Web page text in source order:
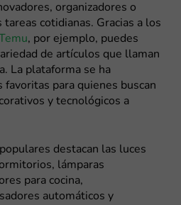
organizadores o
cotidianas. Gracias a los
, por ejemplo, puedes
de artículos que llaman
La plataforma se ha
favoritas para quienes buscan
y tecnológicos a
destacan las luces
lámparas
para cocina,
automáticos y